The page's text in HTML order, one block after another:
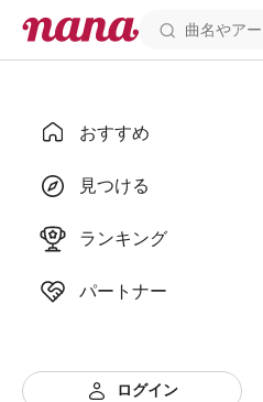
おすすめ
見つける
ランキング
パートナー
ログイン